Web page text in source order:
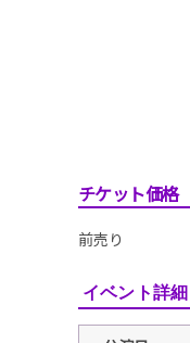
チケット価格
前売り
イベント詳細